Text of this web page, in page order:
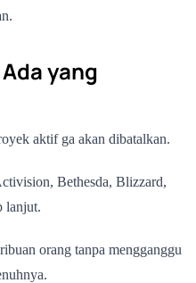
yang
aktif ga akan dibatalkan.
Bethesda, Blizzard,
lanjut.
orang tanpa mengganggu